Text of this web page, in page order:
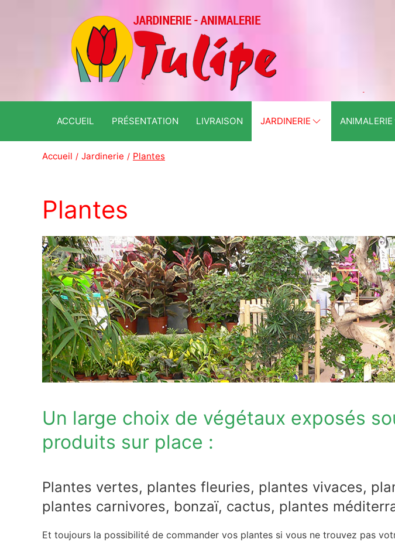
ACCUEIL PRÉSENTATION LIVRAISON JARDINERIE ANIMALERIE
Accueil Jardinerie Plantes
Plantes
Un large choix de végétaux exposés
produits sur place :
Plantes vertes, plantes fleuries, plantes vivaces,
plantes carnivores, bonzaï, cactus, plantes
Et toujours la possibilité de commander vos plantes si vous ne trouvez pas